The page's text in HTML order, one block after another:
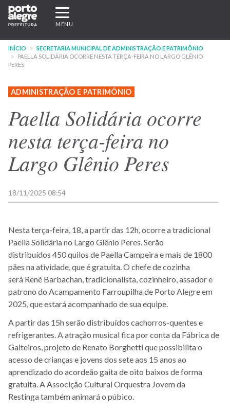
Pular
para
conteúdo
principal
Expandir/recolher
navegação
MENU
INÍCIO
SECRETARIA MUNICIPAL DE ADMINISTRAÇÃO E PATRIMÔNIO
PAELLA SOLIDÁRIA OCORRE NESTA TERÇA-FEIRA NO LARGO GLÊNIO
PERES
ADMINISTRAÇÃO E PATRIMÔNIO
Paella Solidária ocorre
nesta terça-feira no
Largo Glênio Peres
18/11/2025 08:54
Nesta terça-feira, 18, a partir das 12h, ocorre a tradicional
Paella Solidária no Largo Glênio Peres. Serão
distribuídos 450 quilos de Paella Campeira e mais de 1800
pães na atividade, que é gratuita. O chefe de cozinha
será René Barbachan, tradicionalista, cozinheiro, assador e
patrono do Acampamento Farroupilha de Porto Alegre em
2025, que estará acompanhado de sua equipe.
A partir das 15h serão distribuídos cachorros-quentes e
refrigerantes. A atração musical fica por conta da Fábrica de
Gaiteiros, projeto de Renato Borghetti que possibilita o
acesso de crianças e jovens dos sete aos 15 anos ao
aprendizado do acordeão gaita de oito baixos de forma
gratuita. A Associção Cultural Orquestra Jovem da
Restinga também animará o púbico.